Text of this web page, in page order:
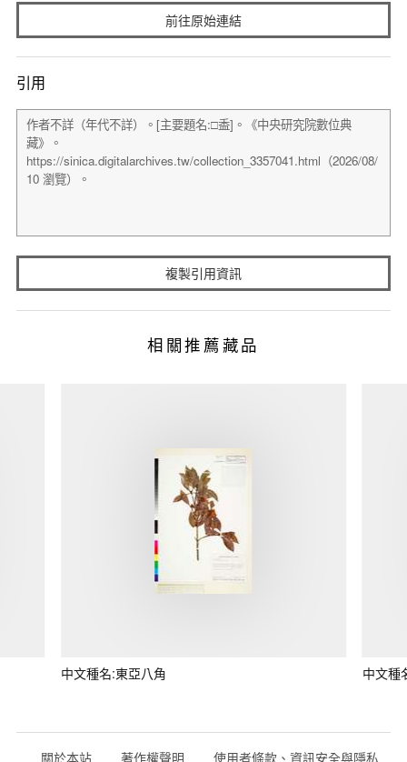
前往原始連結
引用
複製引用資訊
相關推薦藏品
中文種名:東亞八角 中文種
關於本站 著作權聲明 使用者條款、資訊安全與隱私